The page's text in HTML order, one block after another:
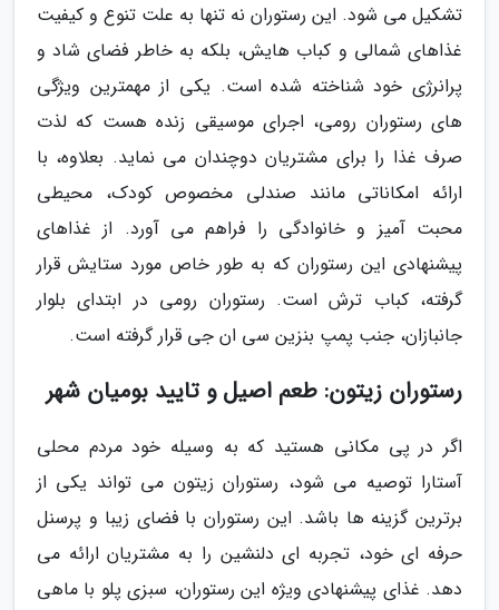
تشکیل می شود. این رستوران نه تنها به علت تنوع و کیفیت
غذاهای شمالی و کباب هایش، بلکه به خاطر فضای شاد و
پرانرژی خود شناخته شده است. یکی از مهمترین ویژگی
های رستوران رومی، اجرای موسیقی زنده هست که لذت
صرف غذا را برای مشتریان دوچندان می نماید. بعلاوه، با
ارائه امکاناتی مانند صندلی مخصوص کودک، محیطی
محبت آمیز و خانوادگی را فراهم می آورد. از غذاهای
پیشنهادی این رستوران که به طور خاص مورد ستایش قرار
گرفته، کباب ترش است. رستوران رومی در ابتدای بلوار
جانبازان، جنب پمپ بنزین سی ان جی قرار گرفته است.
رستوران زیتون: طعم اصیل و تایید بومیان شهر
اگر در پی مکانی هستید که به وسیله خود مردم محلی
آستارا توصیه می شود، رستوران زیتون می تواند یکی از
برترین گزینه ها باشد. این رستوران با فضای زیبا و پرسنل
حرفه ای خود، تجربه ای دلنشین را به مشتریان ارائه می
دهد. غذای پیشنهادی ویژه این رستوران، سبزی پلو با ماهی